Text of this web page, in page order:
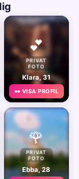
💕
PRIVAT
FOTO
Klara, 31
👀 VISA PROFIL
🌹
PRIVAT
FOTO
Ebba, 28